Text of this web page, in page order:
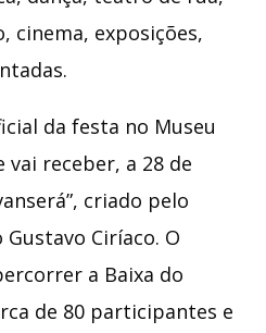
cinema, exposições,
da festa no Museu
vai receber, a 28 de
criado pelo
Gustavo Ciríaco. O
a Baixa do
de 80 participantes e